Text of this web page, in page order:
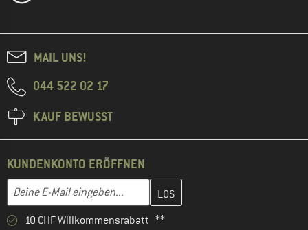
MAIL UNS!
044 522 02 17
KAUF BEWUSST
KUNDENKONTO ERÖFFNEN
E-Mail-Adresse
Gib hier deine E-Mail-Adresse ein und erstelle im nächsten
10 CHF Willkommensrabatt **